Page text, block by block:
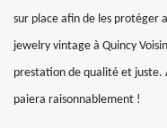
sur place afin de les protéger
jewelry vintage à Quincy
prestation de qualité et juste.
paiera raisonnablement !